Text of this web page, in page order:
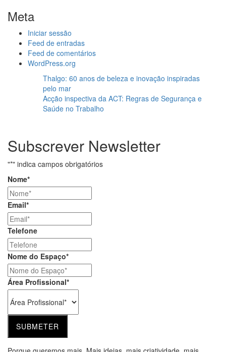
Meta
Iniciar sessão
Feed de entradas
Feed de comentários
WordPress.org
Thalgo: 60 anos de beleza e inovação inspiradas
pelo mar
Acção inspectiva da ACT: Regras de Segurança e
Saúde no Trabalho
Subscrever Newsletter
"*" indica campos obrigatórios
Nome*
Email*
Telefone
Nome do Espaço*
Área Profissional*